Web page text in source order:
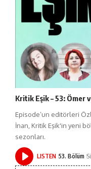
Kritik Eşik – 53: Ömer
Episode’un editörleri
İnan, Kritik Eşik'in yeni
sezonları.
LISTEN 53. Bölüm